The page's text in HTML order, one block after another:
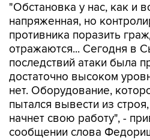
"Обстановка у нас, как и
напряженная, но
противника поразить
отражаются... Сегодня в
последствий атаки была
достаточно высоком
нет. Оборудование,
пытался вывести из
начнет свою работу", -
сообщении слова